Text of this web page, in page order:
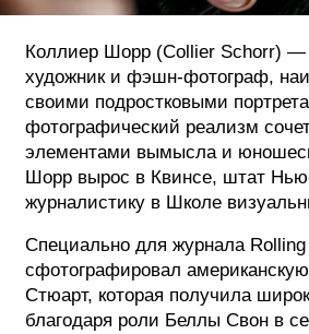
Коллиер Шорр (Collier Schorr) —
художник и фэшн-фотограф,
своими подростковыми
фотографический реализм
элементами вымысла и
Шорр вырос в Квинсе, штат
журналистику в Школе
Специально для журнала Rolling
сфотографировал
Стюарт, которая получила
благодаря роли Беллы Свон в
ИСТОРИИ
О ПРОЕКТЕ
РЕКЛАМА